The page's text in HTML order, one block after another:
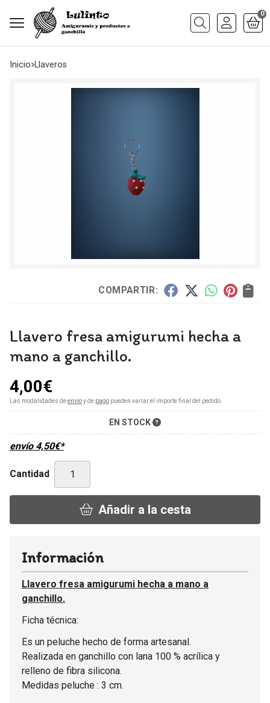
Buscar
0
Inicio llaveros
COMPARTIR:
Llavero fresa amigurumi hecha a
mano a ganchillo.
4,00€
Las modalidades deenvíoy de pago pueden variar el importe final del pedido.
EN STOCK
envío 4,50€*
Cantidad
Añadir a la cesta
Información
Llavero fresa amigurumi hecha a mano a
ganchillo.
Ficha técnica:
Es un peluche hecho de forma artesanal.
Realizada en ganchillo con lana 100 % acrílica y
relleno de fibra silicona.
Medidas peluche : 3 cm.